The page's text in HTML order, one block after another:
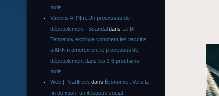
mois
Vaccins ARNm: Un processus de
dépeuplement - Scandal dans Le Dr
Tenpenny explique comment les vaccins
à ARNm amorceront le processus de
dépeuplement dans les 3-6 prochains
mois
Web | Pearltrees dans Économie : Vers la
fin du cash, un désastre social